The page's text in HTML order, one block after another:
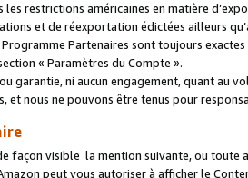
restrictions américaines en matière
et de réexportation édictées ailleurs
Partenaires sont toujours
« Paramètres du Compte ».
garantie, ni aucun engagement, quant
et nous ne pouvons être tenus pour
façon visible la mention suivante, ou toute
peut vous autoriser à afficher le